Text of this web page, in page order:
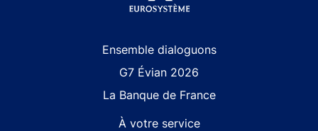
Ensemble dialoguons
G7 Évian 2026
La Banque de France
À votre service